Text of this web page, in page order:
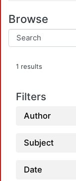
Browse
1 results
Filters
Author
Subject
Date